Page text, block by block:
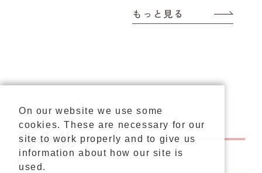
もっと見る
読み物
BLOG
On our website we use some
cookies. These are necessary for our
site to work properly and to give us
information about how our site is
used.